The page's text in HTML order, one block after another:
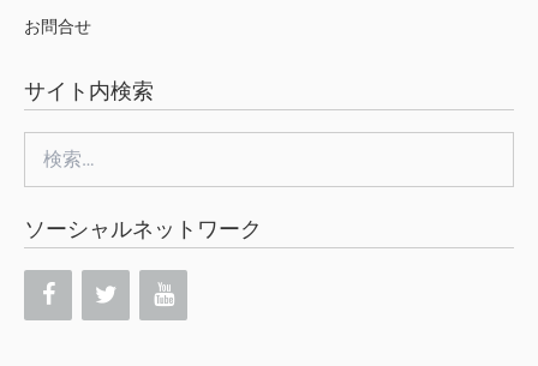
お問合せ
サイト内検索
索:
ソーシャルネットワーク